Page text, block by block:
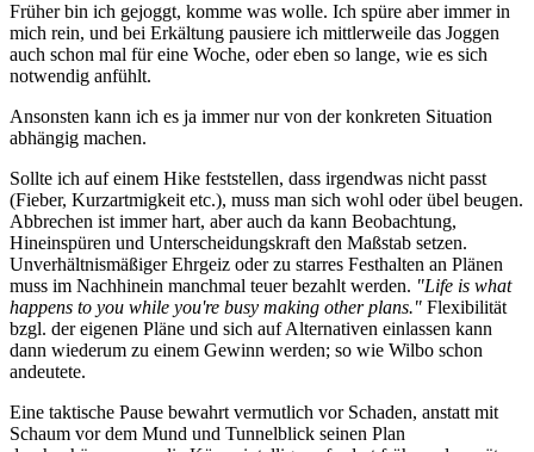
Früher bin ich gejoggt, komme was wolle. Ich spüre aber immer in
mich rein, und bei Erkältung pausiere ich mittlerweile das Joggen
auch schon mal für eine Woche, oder eben so lange, wie es sich
notwendig anfühlt.
Ansonsten kann ich es ja immer nur von der konkreten Situation
abhängig machen.
Sollte ich auf einem Hike feststellen, dass irgendwas nicht passt
(Fieber, Kurzartmigkeit etc.), muss man sich wohl oder übel beugen.
Abbrechen ist immer hart, aber auch da kann Beobachtung,
Hineinspüren und Unterscheidungskraft den Maßstab setzen.
Unverhältnismäßiger Ehrgeiz oder zu starres Festhalten an Plänen
muss im Nachhinein manchmal teuer bezahlt werden. "Life is what
happens to you while you're busy making other plans." Flexibilität
bzgl. der eigenen Pläne und sich auf Alternativen einlassen kann
dann wiederum zu einem Gewinn werden; so wie Wilbo schon
andeutete.
Eine taktische Pause bewahrt vermutlich vor Schaden, anstatt mit
Schaum vor dem Mund und Tunnelblick seinen Plan